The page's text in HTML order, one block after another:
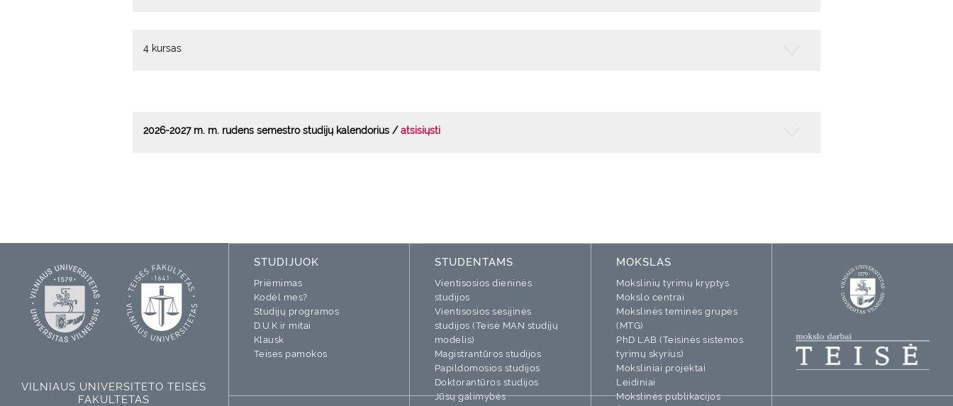
4 kursas
2026-2027 m. m. rudens semestro studijų kalendorius /atsisiųsti
VILNIAUS UNIVERSITETO TEISĖS
FAKULTETAS
STUDIJUOK
Priėmimas
Kodėl mes?
Studijų programos
D.U.K ir mitai
Klausk
Teisės pamokos
STUDENTAMS
Vientisosios dieninės
studijos
Vientisosios sesijinės
studijos (Teisė MAN studijų
modelis)
Magistrantūros studijos
Papildomosios studijos
Doktorantūros studijos
Jūsų galimybės
MOKSLAS
Mokslinių tyrimų kryptys
Mokslo centrai
Mokslinės teminės grupės
(MTG)
PhD LAB (Teisinės sistemos
tyrimų skyrius)
Moksliniai projektai
Leidiniai
Mokslinės publikacijos